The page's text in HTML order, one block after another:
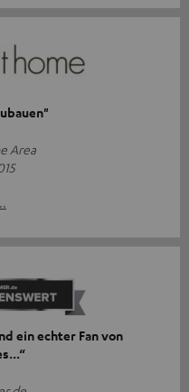
Area
ein echter Fan von